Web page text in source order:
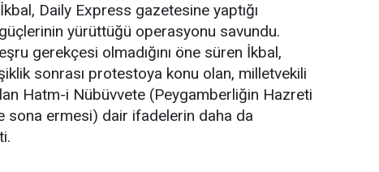
Daily Express gazetesine yaptığı
yürüttüğü operasyonu savundu.
gerekçesi olmadığını öne süren İkbal,
sonrası protestoya konu olan, milletvekili
Hatm-i Nübüvvete (Peygamberliğin Hazreti
sona ermesi) dair ifadelerin daha da